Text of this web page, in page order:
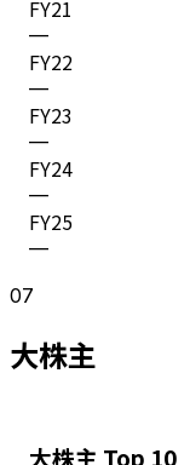
FY21
—
FY22
—
FY23
—
FY24
—
FY25
—
07
大株主
大株主 Top 10